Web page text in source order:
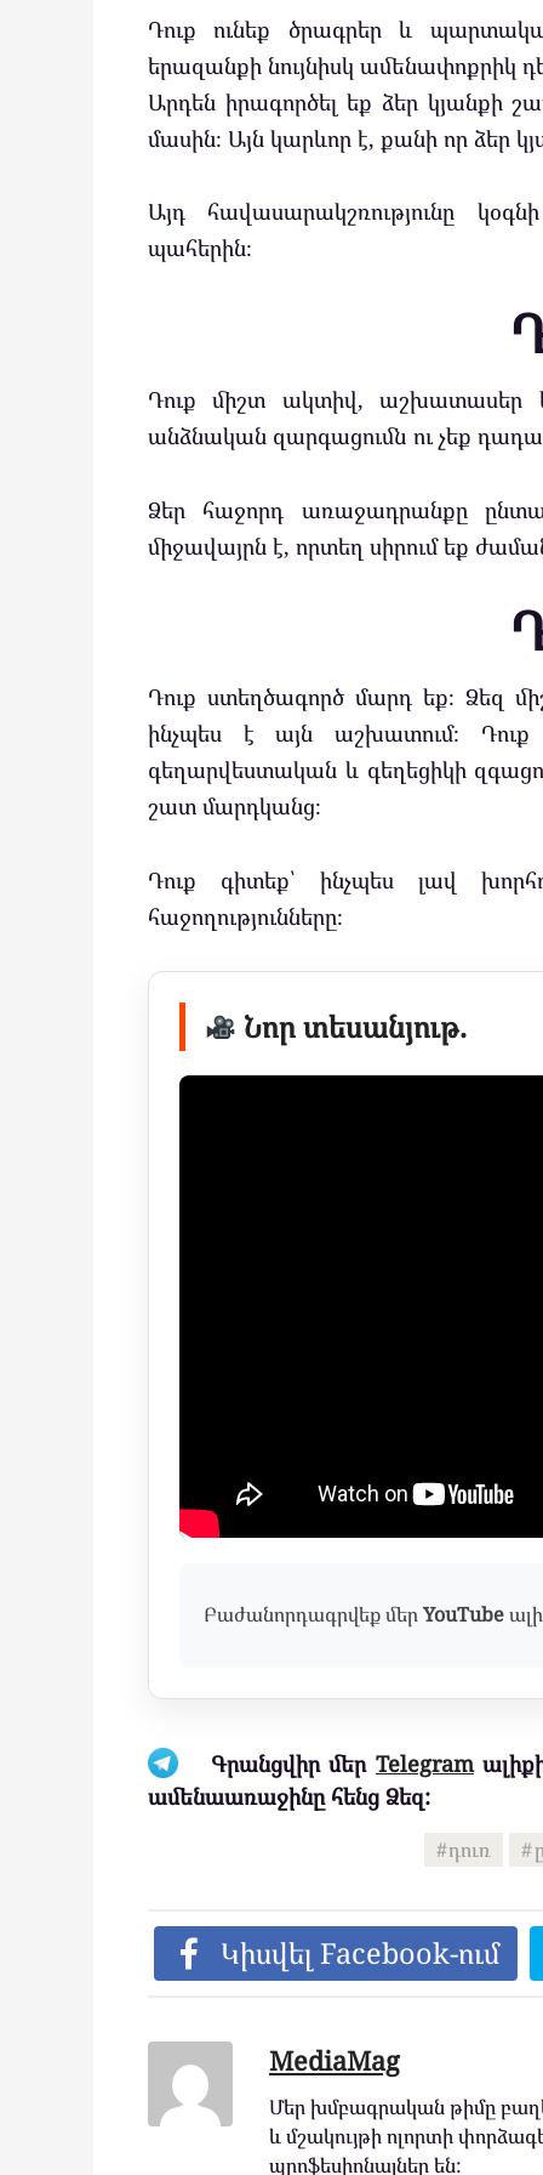
Դուք ունեք ծրագրեր և
երազանքի նույնիսկ ամենափոքրիկ
Արդեն իրագործել եք ձեր կյանքի
մասին։ Այն կարևոր է, քանի որ ձեր
Այդ հավասարակշռությունը
պահերին։
Դուք միշտ ակտիվ, աշխատասեր
անձնական զարգացումն ու չեք
Ձեր հաջորդ առաջադրանքը
միջավայրն է, որտեղ սիրում եք
Դուք ստեղծագործ մարդ եք։ Ձեզ
ինչպես է այն աշխատում։
գեղարվեստական և գեղեցիկի
շատ մարդկանց։
Դուք գիտեք՝ ինչպես լավ
հաջողությունները։
Նոր տեսանյութ.
Բաժանորդագրվեք մերYouTube
Գրանցվիր մեր Telegram
ամենաառաջինը հենց Ձեզ:
դուռ
Կիսվել Facebook-ում
MediaMag
Մեր խմբագրական թիմը
և մշակույթի ոլորտի
պրոֆեսիոնալներ են: